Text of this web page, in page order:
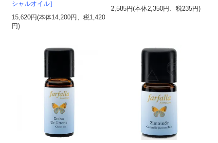
シャルオイル］
15,620円(本体14,200円、税1,420
円)
2,585円(本体2,350円、税235円)